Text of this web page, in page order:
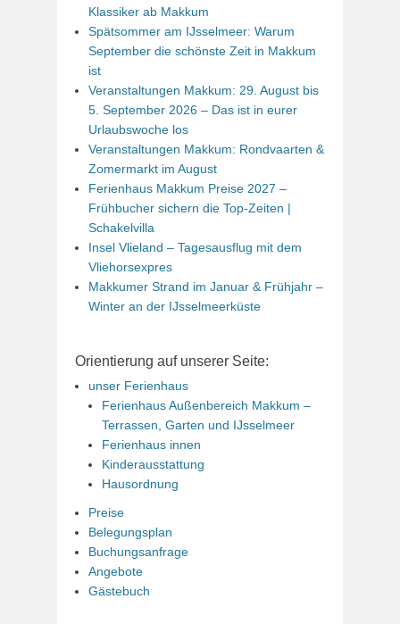
Klassiker ab Makkum
Spätsommer am IJsselmeer: Warum
September die schönste Zeit in Makkum
ist
Veranstaltungen Makkum: 29. August bis
5. September 2026 – Das ist in eurer
Urlaubswoche los
Veranstaltungen Makkum: Rondvaarten &
Zomermarkt im August
Ferienhaus Makkum Preise 2027 –
Frühbucher sichern die Top-Zeiten |
Schakelvilla
Insel Vlieland – Tagesausflug mit dem
Vliehorsexpres
Makkumer Strand im Januar & Frühjahr –
Winter an der IJsselmeerküste
Orientierung auf unserer Seite:
unser Ferienhaus
Ferienhaus Außenbereich Makkum –
Terrassen, Garten und IJsselmeer
Ferienhaus innen
Kinderausstattung
Hausordnung
Preise
Belegungsplan
Buchungsanfrage
Angebote
Gästebuch